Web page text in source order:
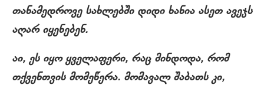
თანამედროვე სახლებში დიდი ხანია ასეთ ავეჯს
აღარ იყენებენ.
აი, ეს იყო ყველაფერი, რაც მინდოდა, რომ
თქვენთვის მომეწერა. მომავალ შაბათს კი,